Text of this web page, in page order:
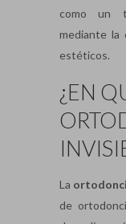
como un
mediante la
estéticos.
¿EN
La
de